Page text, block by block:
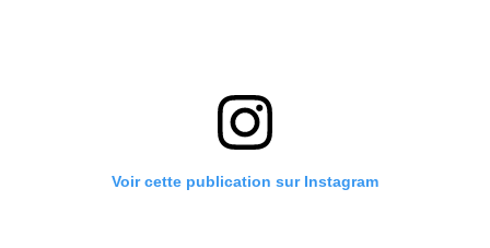
Voir cette publication sur Instagram